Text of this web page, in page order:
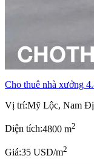
Cho thuê nhà xưởng
Vị trí:Mỹ Lộc, Nam
Diện tích:4800 m2
Giá:35 USD/m2